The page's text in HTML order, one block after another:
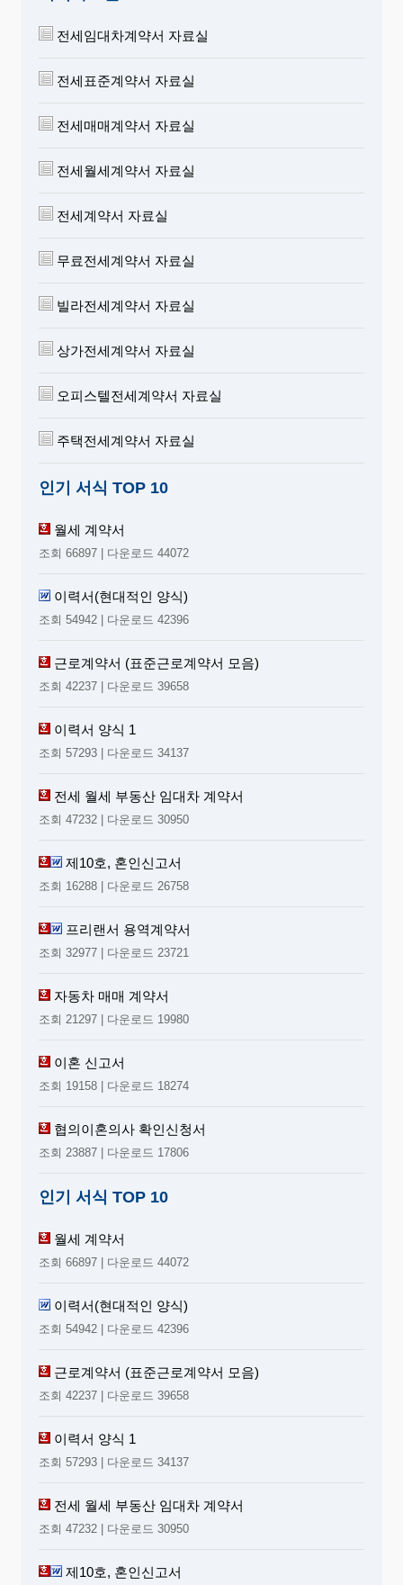
전세임대차계약서 자료실
전세표준계약서 자료실
전세매매계약서 자료실
전세월세계약서 자료실
전세계약서 자료실
무료전세계약서 자료실
빌라전세계약서 자료실
상가전세계약서 자료실
오피스텔전세계약서 자료실
주택전세계약서 자료실
인기 서식 TOP 10
월세 계약서
조회 66897 | 다운로드 44072
이력서(현대적인 양식)
조회 54942 | 다운로드 42396
근로계약서 (표준근로계약서 모음)
조회 42237 | 다운로드 39658
이력서 양식 1
조회 57293 | 다운로드 34137
전세 월세 부동산 임대차 계약서
조회 47232 | 다운로드 30950
제10호, 혼인신고서
조회 16288 | 다운로드 26758
프리랜서 용역계약서
조회 32977 | 다운로드 23721
자동차 매매 계약서
조회 21297 | 다운로드 19980
이혼 신고서
조회 19158 | 다운로드 18274
협의이혼의사 확인신청서
조회 23887 | 다운로드 17806
인기 서식 TOP 10
월세 계약서
조회 66897 | 다운로드 44072
이력서(현대적인 양식)
조회 54942 | 다운로드 42396
근로계약서 (표준근로계약서 모음)
조회 42237 | 다운로드 39658
이력서 양식 1
조회 57293 | 다운로드 34137
전세 월세 부동산 임대차 계약서
조회 47232 | 다운로드 30950
제10호, 혼인신고서